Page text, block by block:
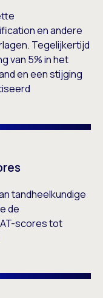
en andere
Tegelijkertijd
van 5% in het
en een stijging
tandheelkundige
de
scores tot